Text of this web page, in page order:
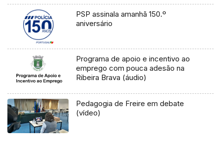
PSP assinala amanhã 150.º
aniversário
Programa de apoio e incentivo ao
emprego com pouca adesão na
Ribeira Brava (áudio)
Pedagogia de Freire em debate
(vídeo)